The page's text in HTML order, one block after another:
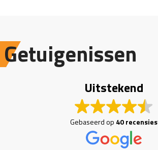
Getuigenissen
Uitstekend
Gebaseerd op 40 recensies